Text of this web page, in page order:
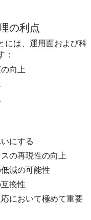
の利点
には、運用面および科
向上
にする
の再現性の向上
減の可能性
換性
において極めて重要